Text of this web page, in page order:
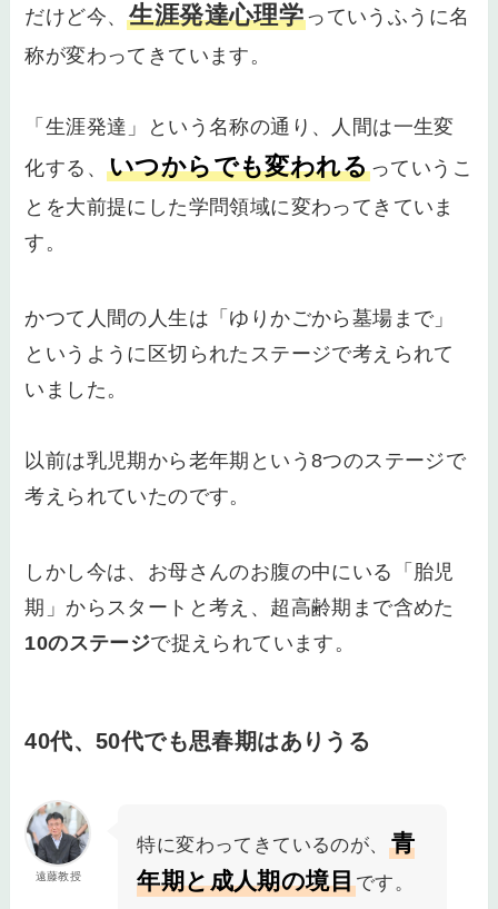
だけど今、生涯発達心理学っていうふうに名
称が変わってきています。
「生涯発達」という名称の通り、人間は一生変
化する、いつからでも変われるっていうこ
とを大前提にした学問領域に変わってきていま
す。
かつて人間の人生は「ゆりかごから墓場まで」
というように区切られたステージで考えられて
いました。
以前は乳児期から老年期という8つのステージで
考えられていたのです。
しかし今は、お母さんのお腹の中にいる「胎児
期」からスタートと考え、超高齢期まで含めた
10のステージで捉えられています。
40代、50代でも思春期はありうる
遠藤教授
特に変わってきているのが、
青
年期と成人期の境目です。